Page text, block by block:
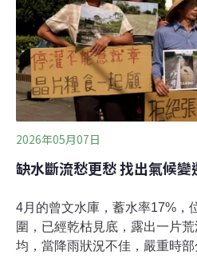
駐約19座資料中心。這裡原本
為缺水和污染所苦。居民擔心
來後，問題會變得更糟。宋拉
中心確實比一般工廠好，但水
也更多。」全球瘋AI泰國資料
2026年05月07日
缺水斷流愁更愁 找出氣候變
4月的曾文水庫，蓄水率17%，
圍，已經乾枯見底，露出一片
均，當降雨狀況不佳，嚴重時